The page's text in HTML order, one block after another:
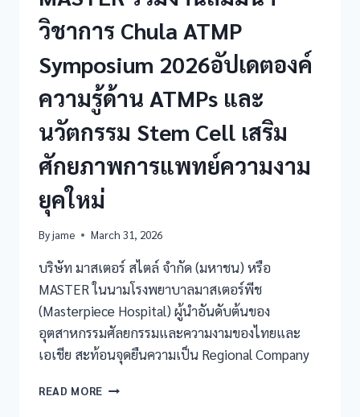
วิชาการ Chula ATMP
Symposium 2026อัปเดตองค์
ความรู้ด้าน ATMPs และ
นวัตกรรม Stem Cell เสริม
ศักยภาพการแพทย์ความงาม
ยุคใหม่
Byjame March 31, 2026
บริษัท มาสเตอร์ สไตล์ จำกัด (มหาชน) หรือ
MASTER ในนามโรงพยาบาลมาสเตอร์พีช
(Masterpiece Hospital) ผู้นำอันดับต้นของ
อุตสาหกรรมศัลยกรรมและความงามของไทยและ
เอเชีย สะท้อนจุดยืนความเป็น Regional Company
READ MORE